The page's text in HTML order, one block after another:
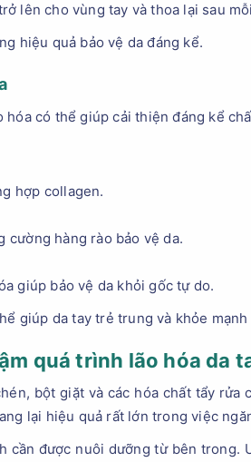
lên cho vùng tay và thoa lại sau
hiệu quả bảo vệ da đáng kể.
có thể giúp cải thiện đáng kể
hợp collagen.
cường hàng rào bảo vệ da.
giúp bảo vệ da khỏi gốc tự do.
giúp da tay trẻ trung và khỏe
quá trình lão hóa da
bột giặt và các hóa chất tẩy rửa
lại hiệu quả rất lớn trong việc
cần được nuôi dưỡng từ bên